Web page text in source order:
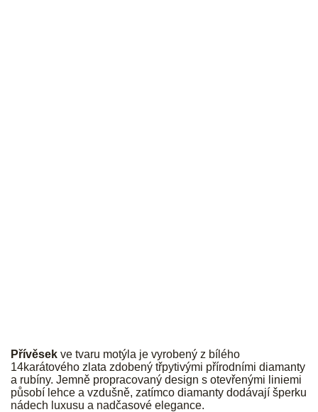
Přívěsek ve tvaru motýla je vyrobený z bílého
14karátového zlata zdobený třpytivými přírodními diamanty
a rubíny. Jemně propracovaný design s otevřenými liniemi
působí lehce a vzdušně, zatímco diamanty dodávají šperku
nádech luxusu a nadčasové elegance.